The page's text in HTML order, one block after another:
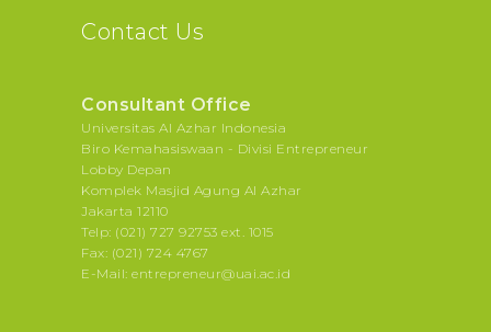
Contact Us
Consultant Office
Universitas Al Azhar Indonesia
Biro Kemahasiswaan - Divisi Entrepreneur
Lobby Depan
Komplek Masjid Agung Al Azhar
Jakarta 12110
Telp: (021) 727 92753 ext. 1015
Fax: (021) 724 4767
E-Mail: entrepreneur@uai.ac.id